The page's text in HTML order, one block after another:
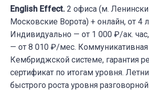
English Effect. 2 офиса (м.
Московские Ворота) + онлайн, от 4
Индивидуально — от 1 000 ₽/ак.
— от 8 010 ₽/мес.
Кембриджской системе, гарантия
сертификат по итогам уровня.
быстрого роста уровня